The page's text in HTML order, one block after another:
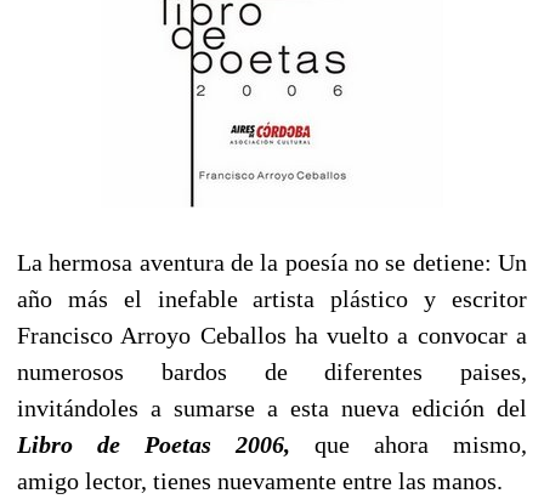
La hermosa aventura de la poesía no se detiene: Un
año más el inefable artista plástico y escritor
Francisco Arroyo Ceballos ha vuelto a convocar a
numerosos bardos de diferentes paises,
invitándoles a sumarse a esta nueva edición del
Libro de Poetas 2006,
que ahora mismo,
amigo lector, tienes nuevamente entre las manos.